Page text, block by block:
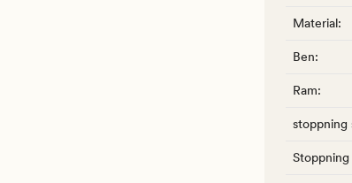
Material:
Ben:
Ram:
stoppning